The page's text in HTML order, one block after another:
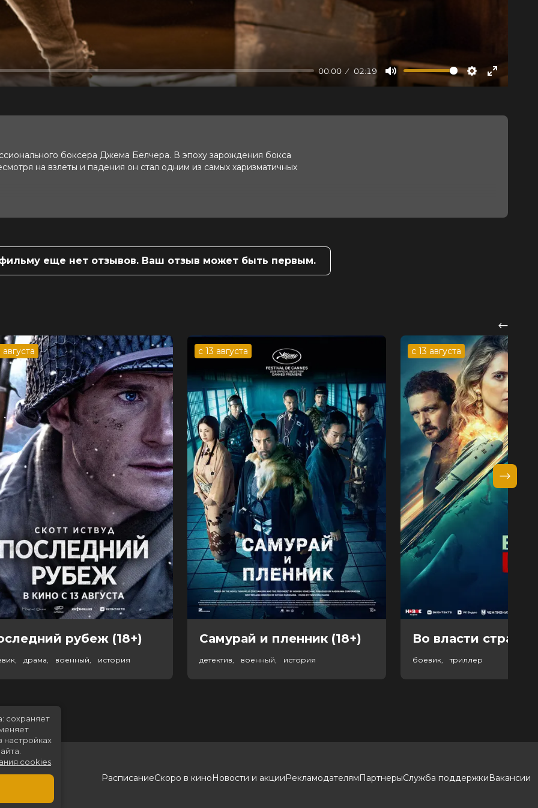
00:00 02:19
Mute Settings
Enter
боксера Джема Белчера. В эпоху зарождения бокса
на взлеты и падения он стал одним из самых харизматичных
Кроу, Мартон Чокаш, Джоди Мэй,
Фокс, Рики Чаплин, Люси Мартин
еще нет отзывов. Ваш отзыв может быть первым.
августа
рубеж (18+)
драма, военный, история
с 13 августа
Самурай и пленник (18+)
детектив, военный, история
с 13 августа
Во власти страха
боевик, триллер
РасписаниеСкоро в киноНовости и акцииРекламодателямПартнерыСлужба поддержкиВакансии
сохраняет
настройках
cookies